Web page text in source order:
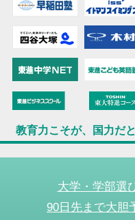
教育力こそが、国力だと
大学・学部選
90日先まで大胆